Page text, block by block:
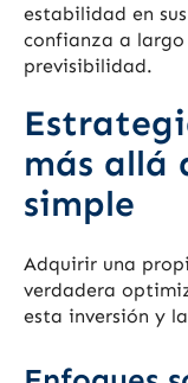
estabilidad en
confianza a largo
previsibilidad.
más allá
simple
Adquirir una
verdadera
esta inversión y